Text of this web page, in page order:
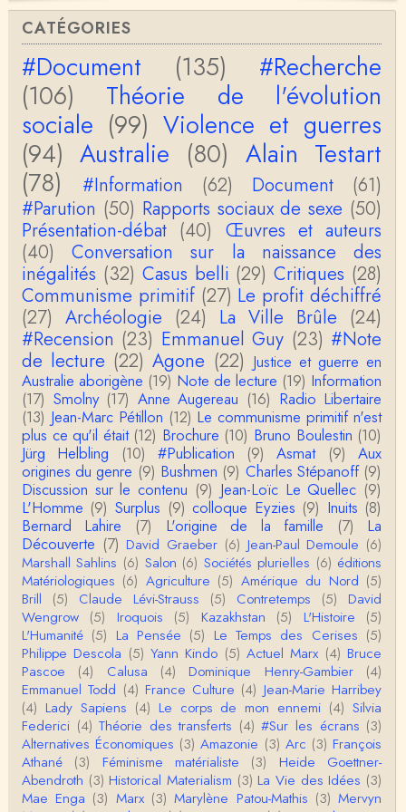
Si, le lien fonctionne bel et bien, je viens de le véri
fier. Il mène à la thèse de Jean-Claude Favin…
roland `chaudat
le lien cité par BB ne fonctionne pas ( 6 ans aprè
s), dommage, mais j'ai la même impression que …
Christophe Darmangeat
La plus récente, donc celle en français, la quatrièm
e, publiée chez La Découverte.Bonne lecture !
Anonymous
Actuellement c'est quelle édition qui est la plus à jo
ur? La dernière edition française ou celle…
roland chaudat
le sous-titre de l’article de la Lutte de Classes “No
n, l’oppression des femmes n’a pas toujours exi…
roland chaudat
Votre gourmandise sera probablement récompens
ée parce que Snow apporte "de l'eau à votre m
o…
Christophe Darmangeat
...Et merci à vous pour Snow – qui m'a l'air d'être
davantage une histoire qu'une et…
roland chaudat
Tout à fait d'accord avec vous et quant à Leacock j
e n'ai lu qu'un de ses ouvrages et il…
Anonymous
Homo sapiens a clairement évolué depuis 300 00
0 ans. Tout d'abord, il y a la différence notable …
Christophe Darmangeat
Cet article apporte de l'eau à mon moulin (si j'ose
dire) en appuyant la réalité des torture…
roland chaudat
IROQUOIS CANNIBALISM: FACT NOT FICTIONTho
mas S. AblerUniversity of WaterlooBien que ce text
e ne comp…
CATÉGORIES
#Document (135)
#Recherche
(106)
Théorie de l'évolution
sociale (99) Violence et guerres
(94) Australie (80) Alain Testart
(78)
#Information (62) Document
(61)
#Parution (50) Rapports sociaux de sexe (50)
Présentation-débat (40) Œuvres et auteurs
(40)
Conversation sur la naissance des
inégalités (32) Casus belli (29) Critiques (28)
Communisme primitif (27) Le profit déchiffré
(27) Archéologie (24) La Ville Brûle (24)
#Recension (23) Emmanuel Guy (23) #Note
de lecture (22) Agone (22) Justice et guerre en
Australie aborigène (19) Note de lecture (19) Information
(17) Smolny (17) Anne Augereau (16) Radio Libertaire
(13) Jean-Marc Pétillon (12) Le communisme primitif n'est
plus ce qu'il était (12) Brochure (10) Bruno Boulestin (10)
Jürg Helbling
(10) #Publication (9) Asmat (9)
Aux
origines du genre (9) Bushmen (9) Charles Stépanoff (9)
Discussion sur le contenu (9) Jean-Loïc Le Quellec (9)
L'Homme (9) Surplus (9) colloque Eyzies (9) Inuits (8)
Bernard Lahire
(7) L'origine de la famille (7)
La
Découverte (7) David Graeber (6) Jean-Paul Demoule (6)
Marshall Sahlins (6) Salon (6) Sociétés plurielles (6) éditions
Matériologiques (6) Agriculture (5) Amérique du Nord (5)
Brill
(5) Claude Lévi-Strauss (5) Contretemps (5)
David
Wengrow (5) Iroquois (5) Kazakhstan (5) L'Histoire
(5)
L'Humanité (5) La Pensée (5) Le Temps des Cerises (5)
Philippe Descola (5) Yann Kindo (5) Actuel Marx (4) Bruce
Pascoe
(4) Calusa (4) Dominique Henry-Gambier
(4)
Emmanuel Todd (4) France Culture (4) Jean-Marie Harribey
(4) Lady Sapiens (4) Le corps de mon ennemi (4) Silvia
Federici (4) Théorie des transferts (4) #Sur les écrans (3)
Alternatives Économiques (3) Amazonie (3) Arc (3) François
Athané
(3) Féminisme matérialiste (3)
Heide Goettner-
Abendroth (3) Historical Materialism (3) La Vie des Idées (3)
Mae Enga (3) Marx (3) Marylène Patou-Mathis (3) Mervyn